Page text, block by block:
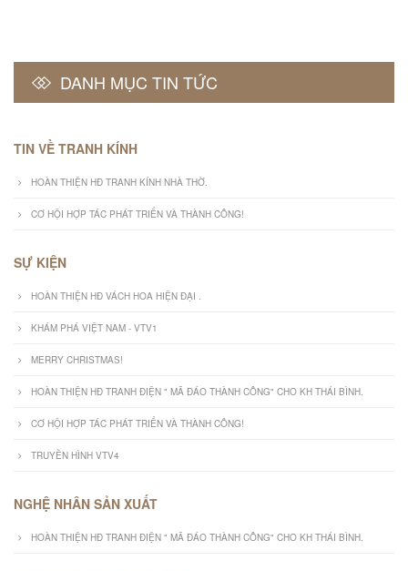
DANH MỤC TIN TỨC
TIN VỀ TRANH KÍNH
HOÀN THIỆN HĐ TRANH KÍNH NHÀ THỜ.
CƠ HỘI HỢP TÁC PHÁT TRIỂN VÀ THÀNH CÔNG!
SỰ KIỆN
HOÀN THIỆN HĐ VÁCH HOA HIỆN ĐẠI .
KHÁM PHÁ VIỆT NAM - VTV1
MERRY CHRISTMAS!
HOÀN THIỆN HĐ TRANH ĐIỆN " MÃ ĐÁO THÀNH CÔNG" CHO KH THÁI BÌNH.
CƠ HỘI HỢP TÁC PHÁT TRIỂN VÀ THÀNH CÔNG!
TRUYỀN HÌNH VTV4
NGHỆ NHÂN SẢN XUẤT
HOÀN THIỆN HĐ TRANH ĐIỆN " MÃ ĐÁO THÀNH CÔNG" CHO KH THÁI BÌNH.